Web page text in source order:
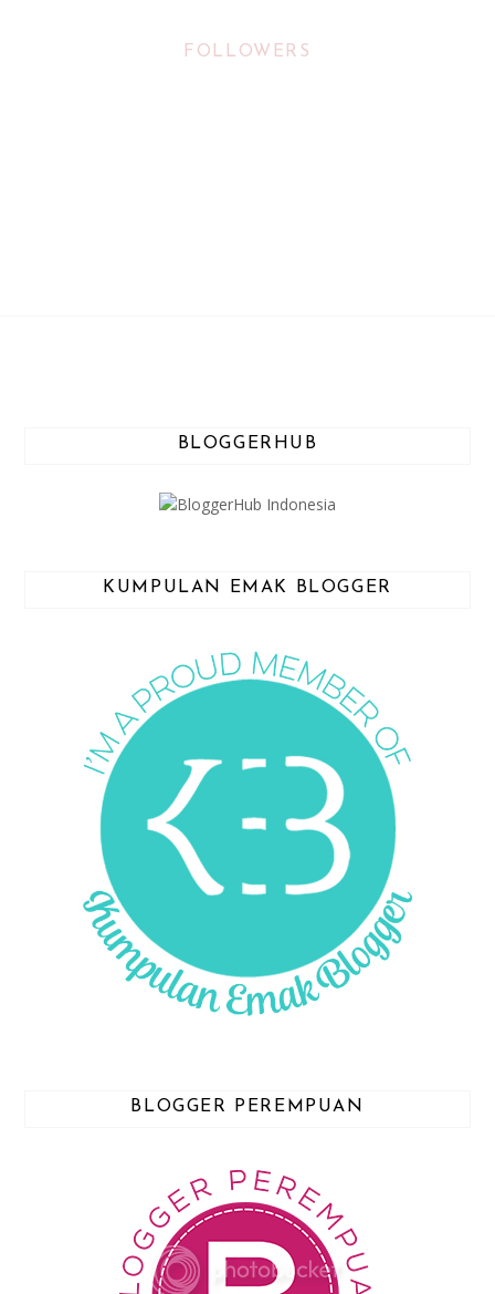
FOLLOWERS
BLOGGERHUB
KUMPULAN EMAK BLOGGER
BLOGGER PEREMPUAN